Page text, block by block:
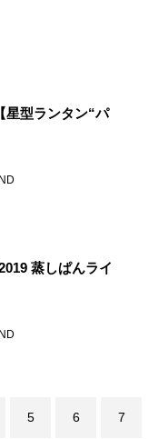
星型ランタン“パ
蒸しぱんライ
5 6 7